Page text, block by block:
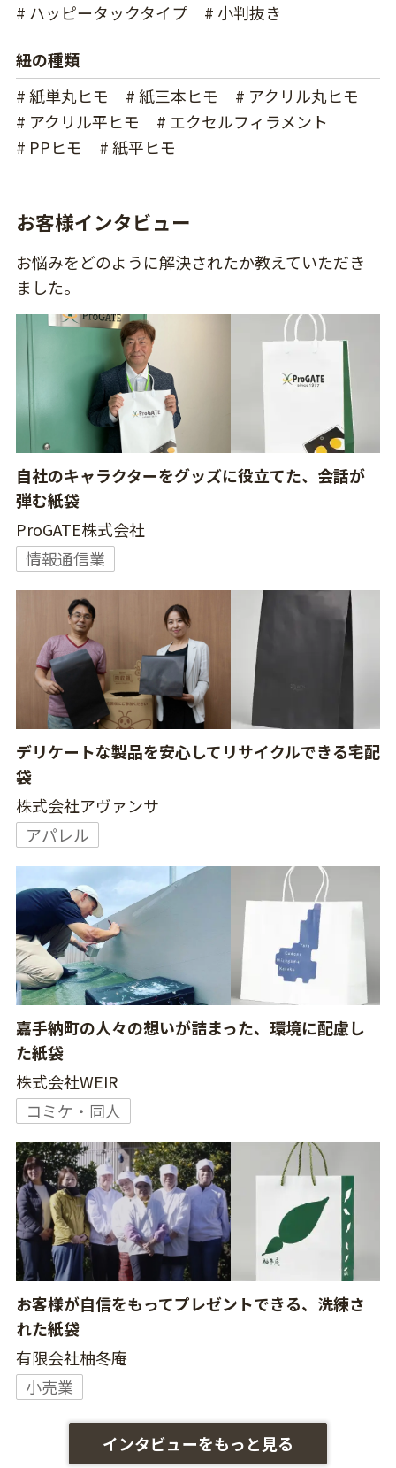
# ハッピータックタイプ
# 小判抜き
紐の種類
# 紙単丸ヒモ
# 紙三本ヒモ
# アクリル丸ヒモ
# アクリル平ヒモ
# エクセルフィラメント
# PPヒモ
# 紙平ヒモ
お客様インタビュー
お悩みをどのように解決されたか教えていただき
ました。
自社のキャラクターをグッズに役立てた、会話が
弾む紙袋
ProGATE株式会社
情報通信業
デリケートな製品を安心してリサイクルできる宅配
袋
株式会社アヴァンサ
アパレル
嘉手納町の人々の想いが詰まった、環境に配慮し
た紙袋
株式会社WEIR
コミケ・同人
お客様が自信をもってプレゼントできる、洗練さ
れた紙袋
有限会社柚冬庵
小売業
インタビューをもっと見る